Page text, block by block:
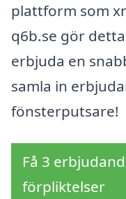
plattform som
q6b.se gör
erbjuda en
samla in
fönsterputsare!
Få 3
förpliktelser